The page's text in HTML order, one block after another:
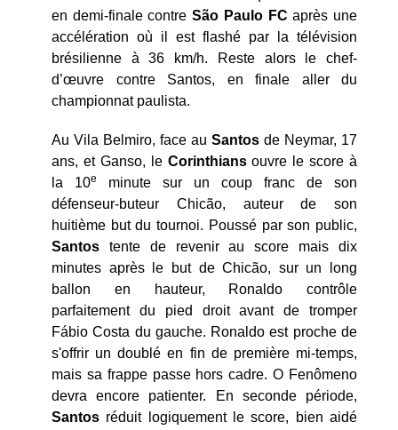
en demi-finale contreSão Paulo FC après une
accélération où il est flashé par la télévision
brésilienne à 36 km/h. Reste alors le chef-
d’œuvre contre Santos, en finale aller du
championnat paulista.
Au Vila Belmiro, face au Santos de Neymar, 17
ans, et Ganso, le Corinthiansouvre le score à
la 10e
minute sur un coup franc de son
défenseur-buteur Chicão, auteur de son
huitième but du tournoi. Poussé par son public,
Santos tente de revenir au score mais dix
minutes après le but de Chicão, sur un long
ballon en hauteur, Ronaldo contrôle
parfaitement du pied droit avant de tromper
Fábio Costa du gauche. Ronaldo est proche de
s'offrir un doublé en fin de première mi-temps,
mais sa frappe passe hors cadre. O Fenômeno
devra encore patienter. En seconde période,
Santos réduit logiquement le score, bien aidé